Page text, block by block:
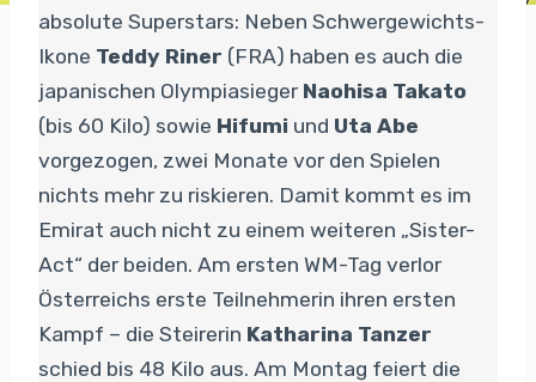
absolute Superstars: Neben Schwergewichts-
Ikone Teddy Riner (FRA) haben es auch die
japanischen Olympiasieger Naohisa Takato
(bis 60 Kilo) sowie Hifumi und Uta Abe
vorgezogen, zwei Monate vor den Spielen
nichts mehr zu riskieren. Damit kommt es im
Emirat auch nicht zu einem weiteren „Sister-
Act“ der beiden. Am ersten WM-Tag verlor
Österreichs erste Teilnehmerin ihren ersten
Kampf – die Steirerin Katharina Tanzer
schied bis 48 Kilo aus. Am Montag feiert die